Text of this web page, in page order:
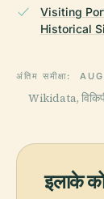
Visiting
Historical
अंतिम समीक्षा:
Wikidata,
इलाके